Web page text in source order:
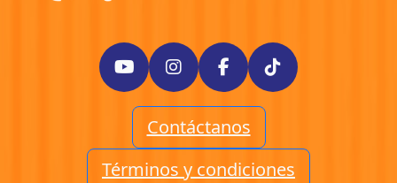
Contáctanos
Términos y condiciones